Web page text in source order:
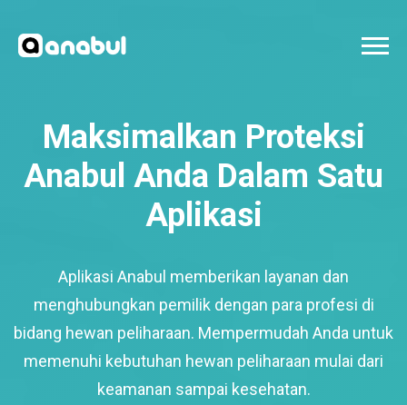
Maksimalkan Proteksi
Anabul Anda Dalam Satu
Aplikasi
Aplikasi Anabul memberikan layanan dan
menghubungkan pemilik dengan para profesi di
bidang hewan peliharaan. Mempermudah Anda untuk
memenuhi kebutuhan hewan peliharaan mulai dari
keamanan sampai kesehatan.